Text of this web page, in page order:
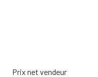
Prix net vendeur